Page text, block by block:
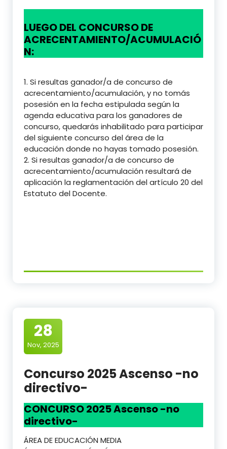
LUEGO DEL CONCURSO DE
ACRECENTAMIENTO/ACUMULACIÓ
N:
1. Si resultas ganador/a de concurso de
acrecentamiento/acumulación, y no tomás
posesión en la fecha estipulada según la
agenda educativa para los ganadores de
concurso, quedarás inhabilitado para participar
del siguiente concurso del área de la
educación donde no hayas tomado posesión.
2. Si resultas ganador/a de concurso de
acrecentamiento/acumulación resultará de
aplicación la reglamentación del artículo 20 del
Estatuto del Docente.
28
Nov, 2025
Concurso 2025 Ascenso -no
directivo-
CONCURSO 2025Ascenso -no
directivo-
ÁREA DE EDUCACIÓN MEDIA